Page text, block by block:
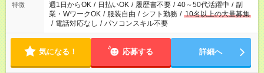
特徴 週1日からOK / 日払いOK / 履歴書不要 / 40～50代活躍中 / 副
業・WワークOK / 服装自由 / シフト勤務 / 10名以上の大量募集
/ 電話対応なし / パソコンスキル不要
気になる！ 応募する 詳細へ